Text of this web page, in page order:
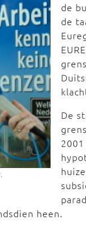
de
de
De
heen.